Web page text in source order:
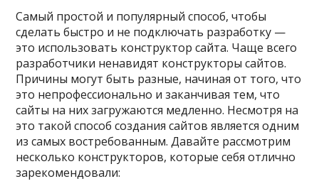
Самый простой и популярный способ, чтобы
сделать быстро и не подключать разработку —
это использовать конструктор сайта. Чаще всего
разработчики ненавидят конструкторы сайтов.
Причины могут быть разные, начиная от того, что
это непрофессионально и заканчивая тем, что
сайты на них загружаются медленно. Несмотря на
это такой способ создания сайтов является одним
из самых востребованным. Давайте рассмотрим
несколько конструкторов, которые себя отлично
зарекомендовали: